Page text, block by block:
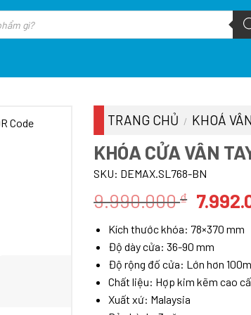
TRANG CHỦ / KHOÁ
KHÓA CỬA VÂN
SKU: DEMAX.SL768-BN
9.990.000₫ Giá
là:
Kích thước khóa: 78×370 mm
Độ dày cửa: 36-90 mm
Độ rộng đố cửa: Lớn hơn
Chất liệu: Hợp kim kẽm cao
Xuất xứ: Malaysia